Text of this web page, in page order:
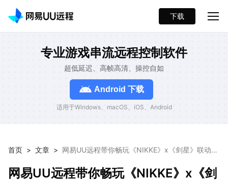
下载
专业游戏串流远程控制软件
超低延迟、高帧高清、操控自如
Android 下载
适用于Windows、macOS、iOS、Android
首页 > 文章 > 网易UU远程带你畅玩《NIKKE》x《剑星》联动盛
网易UU远程带你畅玩《NIKKE》x《剑